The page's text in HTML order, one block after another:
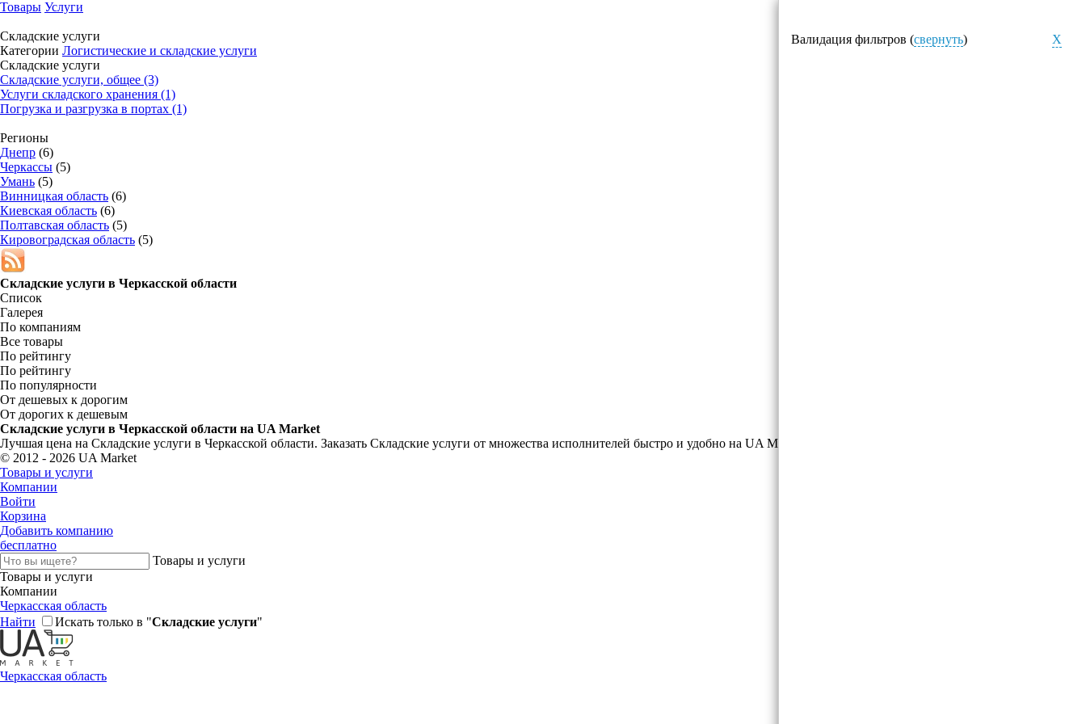
Товары Услуги
Складские услуги Валидация фильтров (свернуть)
X
Категории Логистические и складские услуги
Складские услуги
Складские услуги, общее (3)
Услуги складского хранения (1)
Погрузка и разгрузка в портах (1)
Регионы
Днепр (6)
Черкассы (5)
Умань (5)
Винницкая область (6)
Киевская область (6)
Полтавская область (5)
Кировоградская область (5)
Складские услуги в Черкасской области
Список
Галерея
По компаниям
Все товары
По рейтингу
По рейтингу
По популярности
От дешевых к дорогим
От дорогих к дешевым
Складские услуги в Черкасской области на UA Market
Лучшая цена на Складские услуги в Черкасской области. Заказать Складские услуги от множества исполнителей быстро и удобно на UA Market.
© 2012 - 2026 UA Market
Товары и услуги
Компании
Войти
Корзина
Добавить компанию
бесплатно
Товары и услуги
Товары и услуги
Компании
Черкасская область
Найти
Искать только в "Складские услуги"
Черкасская область